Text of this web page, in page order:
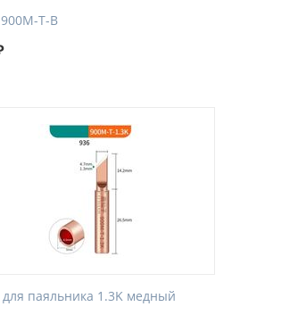
T-B
паяльника 1.3K медный